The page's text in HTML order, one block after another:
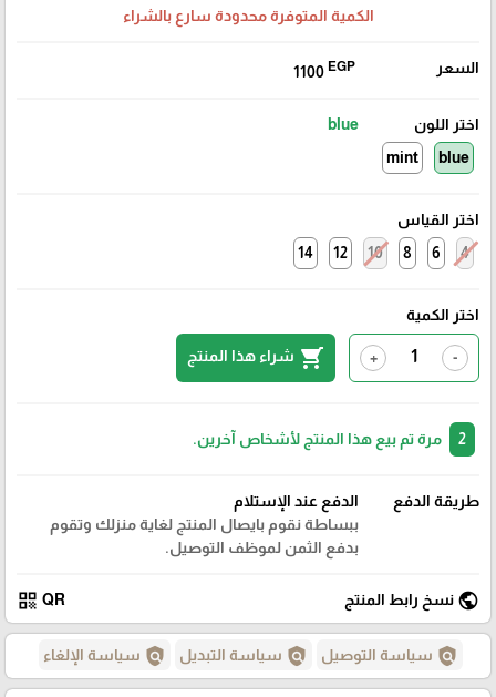
الكمية المتوفرة محدودة سارع بالشراء
السعر 1100 EGP
اختر اللون
blue
blue
mint
اختر القياس
4
6
8
10
12
14
اختر الكمية
-
+
shopping_cart شراء هذا المنتج
مرة تم بيع هذا المنتج لأشخاص آخرين.
طريقة الدفع
الدفع عند الإستلام
ببساطة نقوم بايصال المنتج لغاية منزلك وتقوم
بدفع الثمن لموظف التوصيل.
public نسخ رابط المنتج QR
qr_code
policy سياسة التوصيل policy سياسة التبديل policy سياسة الإلغاء